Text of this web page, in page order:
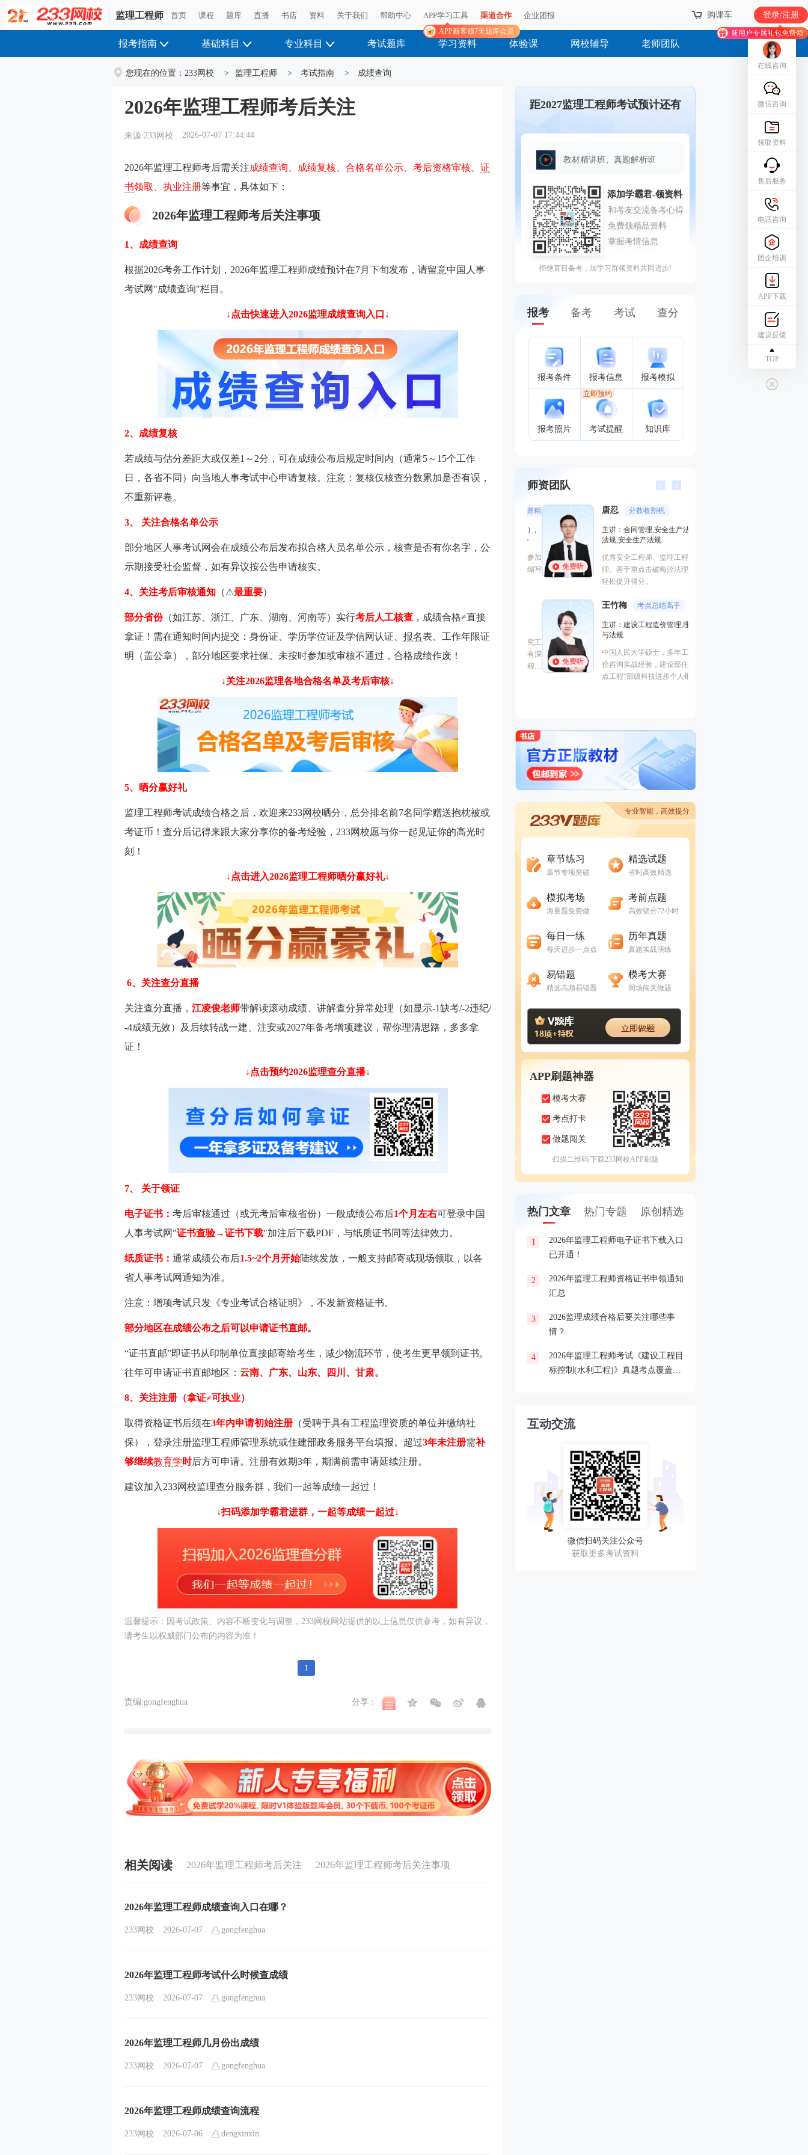
监理工程师 首页 课程 题库 直播 书店 资料 关于我们 帮助中心 APP学习工具
APP新客领7天题库会员
渠道合作 企业团报 购课车 登录/注册
新用户专属礼包免费领
报考指南 基础科目 专业科目 考试题库 学习资料 体验课 网校辅导 老师团队
您现在的位置： 233网校 > 监理工程师 > 考试指南 > 成绩查询
2026年监理工程师考后关注
来源:233网校 2026-07-07 17:44:44
2026年监理工程师考后需关注成绩查询、成绩复核、合格名单公示、考后资格审核、 证
书领取、执业注册等事宜，具体如下：
2026年监理工程师考后关注事项
1、成绩查询
根据2026考务工作计划，2026年监理工程师成绩预计在7月下旬发布，请留意中国人事
考试网"成绩查询"栏目。
↓点击快速进入2026监理成绩查询入口↓
2、 成绩复核
若成绩与估分差距大或仅差1～2分，可在成绩公布后规定时间内（通常5～15个工作
日，各省不同）向当地人事考试中心申请复核。注意：复核仅核查分数累加是否有误，
不重新评卷。
3、 关注合格名单公示
部分地区人事考试网会在成绩公布后发布拟合格人员名单公示，核查是否有你名字，公
示期接受社会监督，如有异议按公告申请核实。
4、 关注考后审核通知 （⚠最重要）
部分省份（如江苏、浙江、广东、湖南、河南等）实行考后人工核查 ，成绩合格≠直接
拿证！需在通知时间内提交：身份证、学历学位证及学信网认证、 报名表、工作年限证
明（盖公章），部分地区要求社保。未按时参加或审核不通过，合格成绩作废！
↓关注2026监理各地合格名单及考后审核↓
5、 晒分赢好礼
监理工程师考试成绩合格之后，欢迎来233网校晒分，总分排名前7名同学赠送抱枕被或
考证币！查分后记得来跟大家分享你的备考经验，233网校愿与你一起见证你的高光时
刻！
↓点击进入2026监理工程师晒分赢好礼↓
6、关注查分直播
关注查分直播， 江凌俊老师带解读滚动成绩、讲解查分异常处理（如显示-1缺考/-2违纪/
-4成绩无效）及后续转战一建、注安或2027年备考增项建议，帮你理清思路，多多拿
证！
↓点击预约2026监理查分直播↓
7、 关于领证
电子证书： 考后审核通过（或无考后审核省份）一般成绩公布后1个月左右可登录中国
人事考试网"证书查验→证书下载"加注后下载PDF，与纸质证书同等法律效力。
纸质证书： 通常成绩公布后1.5~2个月开始陆续发放，一般支持邮寄或现场领取，以各
省人事考试网通知为准。
注意：增项考试只发《专业考试合格证明》，不发新资格证书。
部分地区在成绩公布之后可以申请证书直邮。
“证书直邮”即证书从印制单位直接邮寄给考生，减少物流环节，使考生更早领到证书。
往年可申请证书直邮地区： 云南、广东、山东、四川、甘肃。
8、关注注册（拿证≠可执业）
取得资格证书后须在3年内申请初始注册 （受聘于具有工程监理资质的单位并缴纳社
保），登录注册监理工程师管理系统或住建部政务服务平台填报。超过3年未注册需补
够继续教育学 时后方可申请。注册有效期3年，期满前需申请延续注册。
建议加入233网校监理查分服务群，我们一起等成绩一起过！
↓扫码添加学霸君进群，一起等成绩一起过↓
温馨提示：因考试政策、内容不断变化与调整，233网校网站提供的以上信息仅供参考，如有异议，
请考生以权威部门公布的内容为准！
1
责编:gongfenghua 分享：
相关阅读 2026年监理工程师考后关注 2026年监理工程师考后关注事项
2026年监理工程师成绩查询入口在哪？
233网校 2026-07-07 gongfenghua
2026年监理工程师考试什么时候查成绩
233网校 2026-07-07 gongfenghua
2026年监理工程师几月份出成绩
233网校 2026-07-07 gongfenghua
2026年监理工程师成绩查询流程
233网校 2026-07-06 dengxinxin
距2027监理工程师考试预计还有
教材精讲班、真题解析班
拒绝盲目备考，加学习群领资料共同进步!
报考 备考 考试 查分
报考条件 报考信息 报考模拟
报考照片 考试提醒
立即预约
知识库
师资团队
免费听
唐忍 分数收割机
主讲：合同管理,安全生产法律
法规,安全生产法规
优秀安全工程师、监理工程师讲
师。善于重点击破晦涩法理点，
轻松提升得分。
免费听
王竹梅 考点总结高手
主讲：建设工程造价管理,理论
与法规
中国人民大学硕士，多年工程造
价咨询实战经验，建设部住宅试
点工程“部级科技进步个人银
专业智能，高效提分
章节练习
章节专项突破
精选试题
省时高效精选
模拟考场
海量题免费做
考前点题
高效锁分72小时
每日一练
每天进步一点点
历年真题
真题实战演练
易错题
精选高频易错题
模考大赛
同场闯关做题
APP刷题神器
模考大赛
考点打卡
做题闯关
扫描二维码 下载233网校APP刷题
热门文章 热门专题 原创精选
1
2026年监理工程师电子证书下载入口
已开通！
2
2026年监理工程师资格证书申领通知
汇总
3
2026监理成绩合格后要关注哪些事
情？
4
2026年监理工程师考试《建设工程目
标控制(水利工程)》真题考点覆盖情
互动交流
微信扫码关注公众号
获取更多考试资料
在线咨询
微信咨询
领取资料
售后服务
电话咨询
团企培训
APP下载
建议反馈
TOP